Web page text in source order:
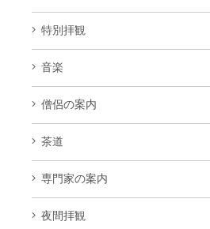
特別拝観
音楽
僧侶の案内
茶道
専門家の案内
夜間拝観